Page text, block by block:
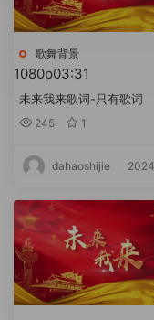
歌舞背景
1080p03:31
未来我来歌词-只有歌词
245 1
dahaoshijie